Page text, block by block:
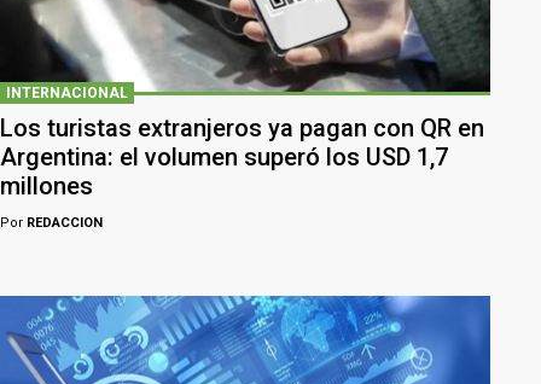
INTERNACIONAL
Los turistas extranjeros ya pagan con QR en
Argentina: el volumen superó los USD 1,7
millones
Por REDACCION